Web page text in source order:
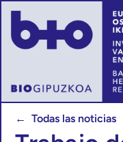
← Todas las noticias